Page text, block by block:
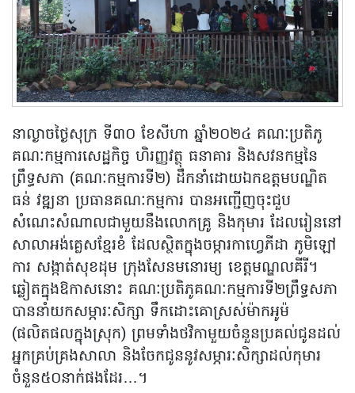
នាល្ងាចថ្ងៃសុក្រ ទី៣០ ខែសីហា ឆ្នាំ២០២៤ គណៈប្រតិភូ
គណៈកម្មការសេដ្ឋកិច្ច ហិរញ្ញវត្ថុ ធនាគារ និងសវនកម្មនៃ
ព្រឹទ្ធសភា (គណៈកម្មការទី២) ដឹកនាំដោយឯកឧត្តមបណ្ឌិត
ធន់ វឌ្ឍនា ប្រធានគណៈកម្មការ បានអញ្ជើញចុះជួប
សំណេះសំណាលជាមួយនឹងលោកគ្រូ និងកុមារ ដែលរៀននៅ
សាលាអង់គ្លេសខ្មែរខំ ដែលស្ថិតក្នុងចម្ការកាហ្វេភីដា ភូមិឡៅ
ការ សង្កាត់សុខដុម ក្រុងសែនមនោរម្យ ខេត្តមណ្ឌលគីរី។
ឆ្លៀតក្នុងឱកាសនោះ គណៈប្រតិភូគណៈកម្មការទី២ព្រឹទ្ធសភា
បាននាំយកសម្ភារៈសិក្សា ទឹកដោះគោស្រស់ម៉ាកអូម៉
(ផលិតផលក្នុងស្រុក) ព្រមទាំងថវិកាមួយចំនួនប្រគល់ជូនដល់
អ្នកគ្រប់គ្រងសាលា និងចែកជូននូវសម្ភារៈសិក្សាដល់កុមារ
ចំនួន៥០នាក់ផងដែរ…។